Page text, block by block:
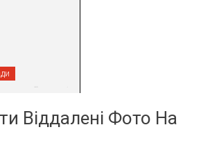
Віддалені Фото На